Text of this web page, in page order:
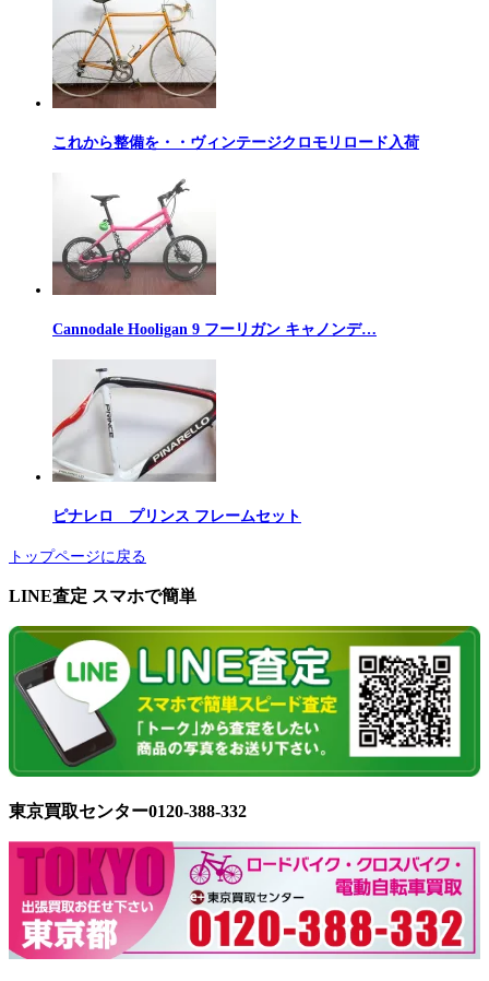
これから整備を・・ヴィンテージクロモリロード入荷
Cannodale Hooligan 9 フーリガン キャノンデ…
ピナレロ プリンス フレームセット
トップページに戻る
LINE査定 スマホで簡単
東京買取センター0120-388-332